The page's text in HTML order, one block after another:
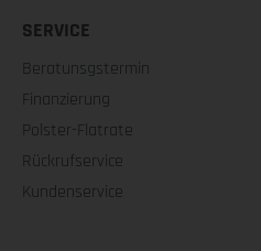
SERVICE
Beratunsgstermin
Finanzierung
Polster-Flatrate
Rückrufservice
Kundenservice